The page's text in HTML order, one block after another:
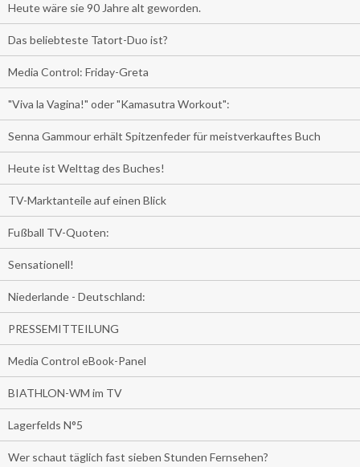
Heute wäre sie 90 Jahre alt geworden.
Das beliebteste Tatort-Duo ist?
Media Control: Friday-Greta
"Viva la Vagina!" oder "Kamasutra Workout":
Senna Gammour erhält Spitzenfeder für meistverkauftes Buch
Heute ist Welttag des Buches!
TV-Marktanteile auf einen Blick
Fußball TV-Quoten:
Sensationell!
Niederlande - Deutschland:
PRESSEMITTEILUNG
Media Control eBook-Panel
BIATHLON-WM im TV
Lagerfelds N°5
Wer schaut täglich fast sieben Stunden Fernsehen?